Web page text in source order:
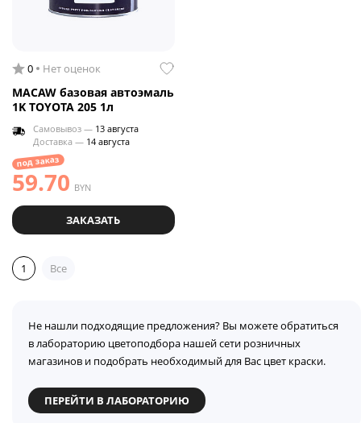
0 Нет оценок
MACAW базовая автоэмаль
1K TOYOTA 205 1л
Самовывоз — 13 августа
Доставка — 14 августа
под заказ
59.70 BYN
ЗАКАЗАТЬ
1 Все
Не нашли подходящие предложения? Вы можете обратиться
в лабораторию цветоподбора нашей сети розничных
магазинов и подобрать необходимый для Вас цвет краски.
ПЕРЕЙТИ В ЛАБОРАТОРИЮ